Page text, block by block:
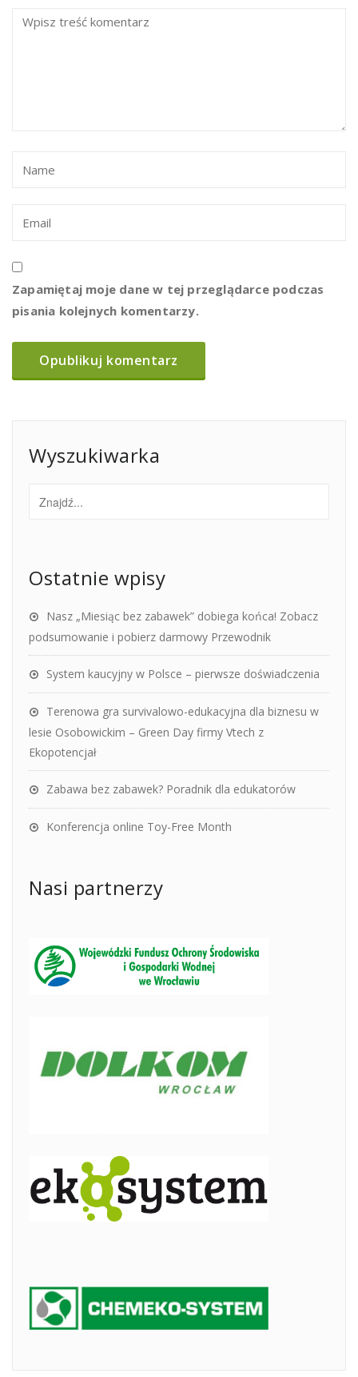
Zapamiętaj moje dane w tej przeglądarce podczas
pisania kolejnych komentarzy.
Wyszukiwarka
Ostatnie wpisy
Nasz „Miesiąc bez zabawek” dobiega końca! Zobacz
podsumowanie i pobierz darmowy Przewodnik
System kaucyjny w Polsce – pierwsze doświadczenia
Terenowa gra survivalowo-edukacyjna dla biznesu w
lesie Osobowickim – Green Day firmy Vtech z
Ekopotencjał
Zabawa bez zabawek? Poradnik dla edukatorów
Konferencja online Toy-Free Month
Nasi partnerzy